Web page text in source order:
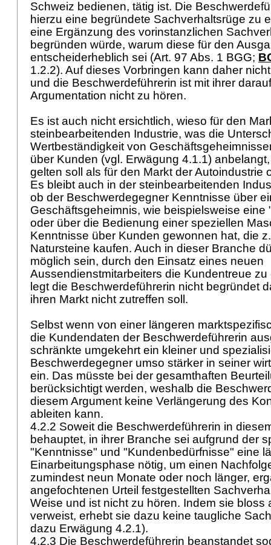
Schweiz bedienen, tätig ist. Die
hierzu eine begründete Sachverhaltsrüge zu
eine Ergänzung des vorinstanzlichen
begründen würde, warum diese für den
entscheiderheblich sei (Art. 97 Abs. 1 BGG;
1.2.2). Auf dieses Vorbringen kann daher
und die Beschwerdeführerin ist mit ihrer
Argumentation nicht zu hören.
Es ist auch nicht ersichtlich, wieso für den
steinbearbeitenden Industrie, was die
Wertbeständigkeit von
über Kunden (vgl. Erwägung 4.1.1)
gelten soll als für den Markt der Autoindustrie
Es bleibt auch in der steinbearbeitenden
ob der Beschwerdegegner Kenntnisse über
Geschäftsgeheimnis, wie beispielsweise eine
oder über die Bedienung einer speziellen
Kenntnisse über Kunden gewonnen hat, die
Natursteine kaufen. Auch in dieser Branche
möglich sein, durch den Einsatz eines neuen
Aussendienstmitarbeiters die Kundentreue
legt die Beschwerdeführerin nicht begründet
ihren Markt nicht zutreffen soll.
Selbst wenn von einer längeren
die Kundendaten der Beschwerdeführerin
schränkte umgekehrt ein kleiner und
Beschwerdegegner umso stärker in seiner
ein. Das müsste bei der gesamthaften
berücksichtigt werden, weshalb die
diesem Argument keine Verlängerung des
ableiten kann.
4.2.2 Soweit die Beschwerdeführerin in
behauptet, in ihrer Branche sei aufgrund der
"Kenntnisse" und "Kundenbedürfnisse" eine
Einarbeitungsphase nötig, um einen
zumindest neun Monate oder noch länger,
angefochtenen Urteil festgestellten
Weise und ist nicht zu hören. Indem sie bloss
verweist, erhebt sie dazu keine taugliche
dazu Erwägung 4.2.1).
4.2.3 Die Beschwerdeführerin beanstandet